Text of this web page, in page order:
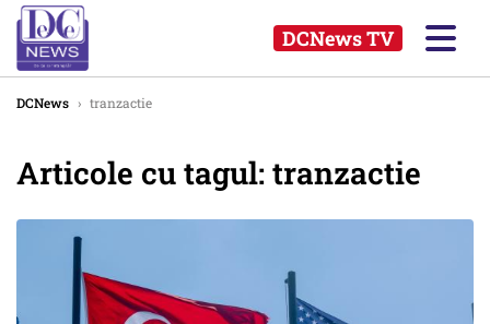
DCNews TV
DCNews › tranzactie
Articole cu tagul: tranzactie